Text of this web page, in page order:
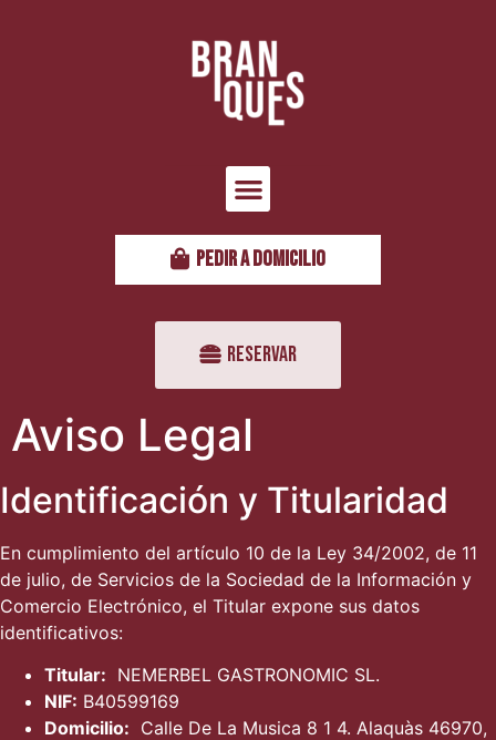
PEDIR A DOMICILIO
RESERVAR
Aviso Legal
Identificación y Titularidad
En cumplimiento del artículo 10 de la Ley 34/2002, de 11
de julio, de Servicios de la Sociedad de la Información y
Comercio Electrónico, el Titular expone sus datos
identificativos:
Titular: NEMERBEL GASTRONOMIC SL.
NIF: B40599169
Domicilio: Calle De La Musica 8 1 4. Alaquàs 46970,